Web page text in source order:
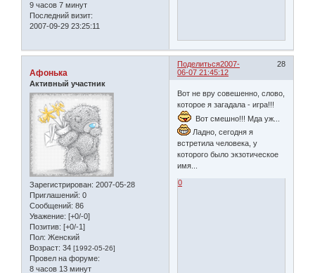
9 часов 7 минут
Последний визит:
2007-09-29 23:25:11
Поделиться 28
2007-
06-07 21:45:12
Афонька
Активный участник
Зарегистрирован: 2007-05-28
Приглашений: 0
Сообщений: 86
Уважение: [+0/-0]
Позитив: [+0/-1]
Пол: Женский
Возраст: 34 [1992-05-26]
Провел на форуме:
8 часов 13 минут
Вот не вру совешенно, слово,
которое я загадала - игра!!!
Вот смешно!!! Мда уж...
Ладно, сегодня я
встретила человека, у
которого было экзотическое
имя...
0